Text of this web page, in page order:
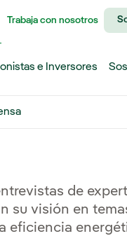
Trabaja con nosotros
e Inversores
de
su visión en
eficiencia